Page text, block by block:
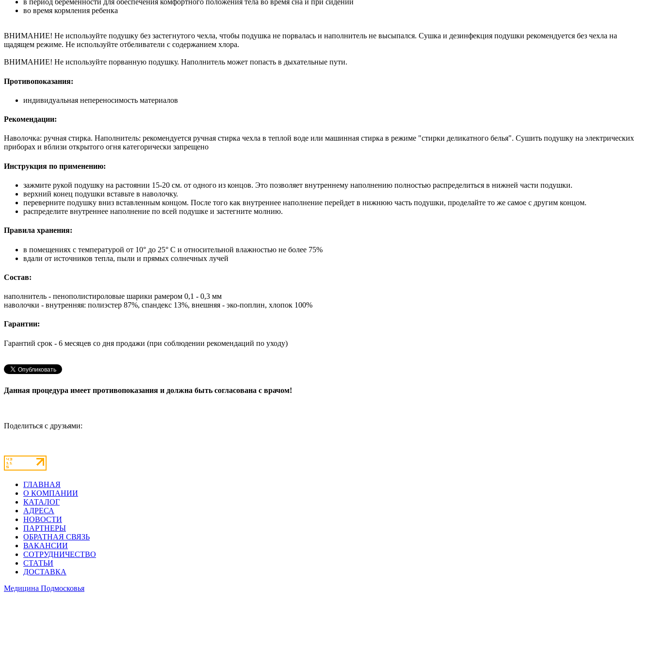
в период беременности для обеспечения комфортного положения тела во время сна и при сидении
во время кормления ребенка
ВНИМАНИЕ! Не используйте подушку без застегнутого чехла, чтобы подушка не порвалась и наполнитель не высыпался. Сушка и дезинфекция подушки рекомендуется без чехла на
щадящем режиме. Не используйте отбеливатели с содержанием хлора.
ВНИМАНИЕ! Не используйте порванную подушку. Наполнитель может попасть в дыхательные пути.
Противопоказания:
индивидуальная непереносимость материалов
Рекомендации:
Наволочка: ручная стирка. Наполнитель: рекомендуется ручная стирка чехла в теплой воде или машинная стирка в режиме "стирки деликатного белья". Сушить подушку на электрических
приборах и вблизи открытого огня категорически запрещено
Инструкция по применению:
зажмите рукой подушку на растоянии 15-20 см. от одного из концов. Это позволяет внутреннему наполнению полностью распределиться в нижней части подушки.
верхний конец подушки вставьте в наволочку.
переверните подушку вниз вставленным концом. После того как внутреннее наполнение перейдет в нижнюю часть подушки, проделайте то же самое с другим концом.
распределите внутреннее наполнение по всей подушке и застегните молнию.
Правила хранения:
в помещениях с температурой от 10° до 25° С и относительной влажностью не более 75%
вдали от источников тепла, пыли и прямых солнечных лучей
Состав:
наполнитель - пенополистироловые шарики рамером 0,1 - 0,3 мм
наволочки - внутренняя: полиэстер 87%, спандекс 13%, внешняя - эко-поплин, хлопок 100%
Гарантии:
Гарантий срок - 6 месяцев со дня продажи (при соблюдении рекомендаций по уходу)
Данная процедура имеет противопоказания и должна быть согласована с врачом!
Поделиться с друзьями:
ГЛАВНАЯ
О КОМПАНИИ
КАТАЛОГ
АДРЕСА
НОВОСТИ
ПАРТНЕРЫ
ОБРАТНАЯ СВЯЗЬ
ВАКАНСИИ
СОТРУДНИЧЕСТВО
СТАТЬИ
ДОСТАВКА
Медицина Подмосковья